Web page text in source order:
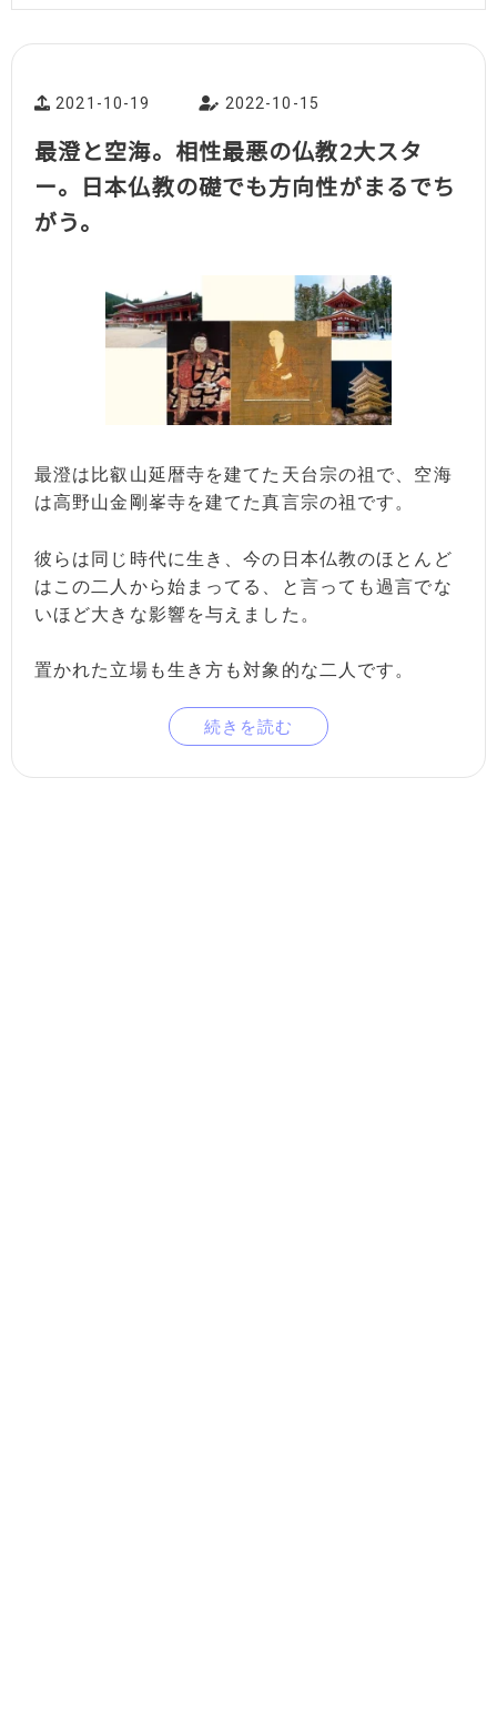
2021-10-19 2022-10-15
最澄と空海。相性最悪の仏教2大スタ
ー。日本仏教の礎でも方向性がまるでち
がう。
最澄は比叡山延暦寺を建てた天台宗の祖で、空海
は高野山金剛峯寺を建てた真言宗の祖です。
彼らは同じ時代に生き、今の日本仏教のほとんど
はこの二人から始まってる、と言っても過言でな
いほど大きな影響を与えました。
置かれた立場も生き方も対象的な二人です。
続きを読む